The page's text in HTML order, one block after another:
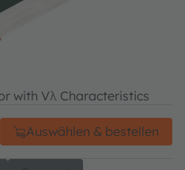
with Vλ Characteristics
Auswählen & bestellen